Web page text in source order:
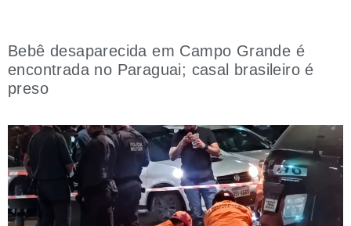
Bebê desaparecida em Campo Grande é
encontrada no Paraguai; casal brasileiro é
preso